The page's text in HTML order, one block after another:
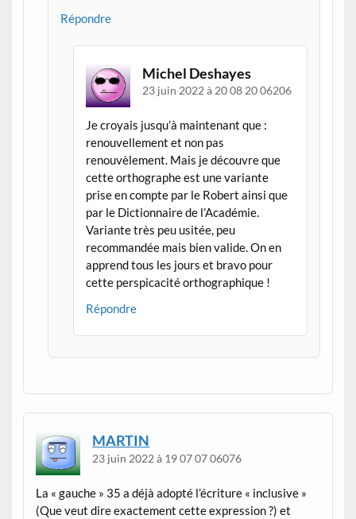
Répondre
Michel Deshayes
23 juin 2022 à 20 08 20 06206
Je croyais jusqu’à maintenant que :
renouvellement et non pas
renouvèlement. Mais je découvre que
cette orthographe est une variante
prise en compte par le Robert ainsi que
par le Dictionnaire de l’Académie.
Variante très peu usitée, peu
recommandée mais bien valide. On en
apprend tous les jours et bravo pour
cette perspicacité orthographique !
Répondre
MARTIN
23 juin 2022 à 19 07 07 06076
La « gauche » 35 a déjà adopté l’écriture « inclusive »
(Que veut dire exactement cette expression ?) et